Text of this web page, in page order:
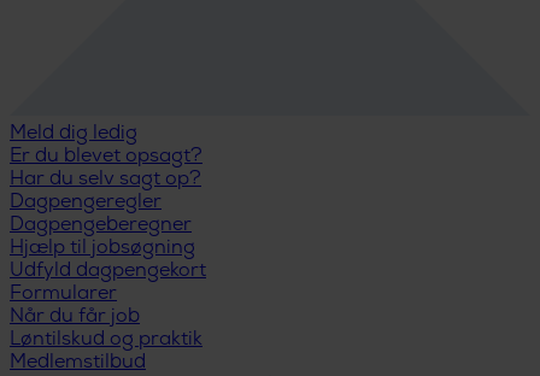
Meld dig ledig
Er du blevet opsagt?
Har du selv sagt op?
Dagpengeregler
Dagpengeberegner
Hjælp til jobsøgning
Udfyld dagpengekort
Formularer
Når du får job
Løntilskud og praktik
Medlemstilbud